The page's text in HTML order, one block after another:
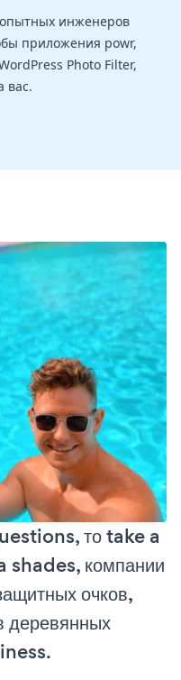
инженеров
приложения powr,
Photo Filter,
вас.
то take a
shades, компании
очков,
деревянных